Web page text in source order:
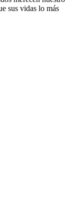
sus vidas lo más